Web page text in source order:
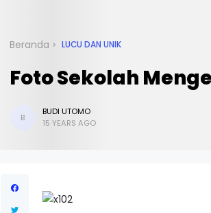
Beranda LUCU DAN UNIK
Foto Sekolah
B
BUDI UTOMO
15 YEARS AGO